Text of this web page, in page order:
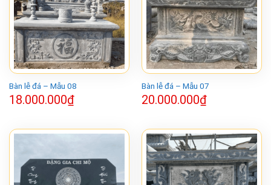
Bàn lễ đá – Mẫu 08
18.000.000₫
Bàn lễ đá – Mẫu 07
20.000.000₫